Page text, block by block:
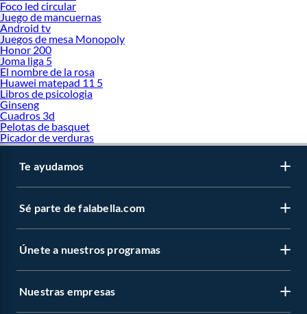
Foco led circular
Juego de mancuernas
Android tv
Juegos de mesa Monopoly
Honor 200
Joma liga 5
El nombre de la rosa
Huawei matepad 11 5
Libros de psicologia
Ginseng
Cuadros 3d
Pelotas de basquet
Picador de verduras
Te ayudamos
Sé parte de falabella.com
Únete a nuestros programas
Nuestras empresas